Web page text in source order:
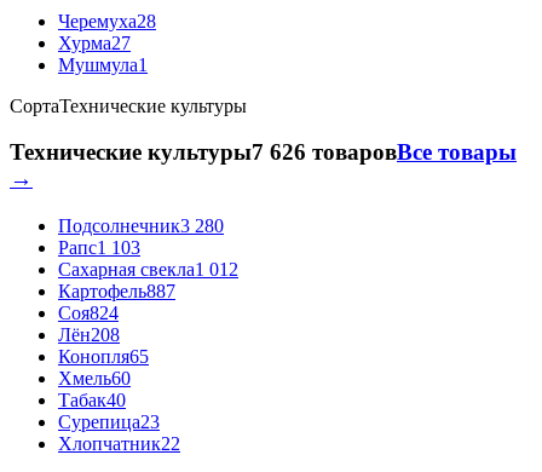
Черемуха28
Хурма27
Мушмула1
СортаТехнические культуры
Технические культуры7 626 товаровВсе товары
→
Подсолнечник3 280
Рапс1 103
Сахарная свекла1 012
Картофель887
Соя824
Лён208
Конопля65
Хмель60
Табак40
Сурепица23
Хлопчатник22